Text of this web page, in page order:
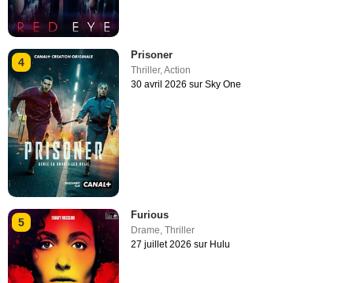
4
Prisoner
Thriller,Action
30 avril 2026 sur Sky One
5
Furious
Drame,Thriller
27 juillet 2026 sur Hulu